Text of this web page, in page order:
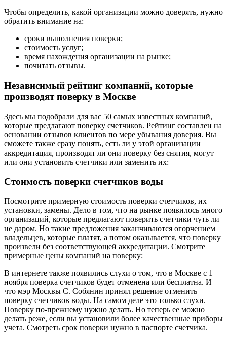
Чтобы определить, какой организации можно доверять, нужно
обратить внимание на:
сроки выполнения поверки;
стоимость услуг;
время нахождения организации на рынке;
почитать отзывы.
Независимый рейтинг компаний, которые
производят поверку в Москве
Здесь мы подобрали для вас 50 самых известных компаний,
которые предлагают поверку счетчиков. Рейтинг составлен на
основании отзывов клиентов по мере убывания доверия. Вы
сможете также сразу понять, есть ли у этой организации
аккредитация, производят ли они поверку без снятия, могут
или они установить счетчики или заменить их:
Стоимость поверки счетчиков воды
Посмотрите примерную стоимость поверки счетчиков, их
установки, замены. Дело в том, что на рынке появилось много
организаций, которые предлагают поверить счетчики чуть ли
не даром. Но такие предложения заканчиваются огорчением
владельцев, которые платят, а потом оказывается, что поверку
произвели без соответствующей аккредитации. Смотрите
примерные цены компаний на поверку:
В интернете также появились слухи о том, что в Москве с 1
ноября поверка счетчиков будет отменена или бесплатна. И
что мэр Москвы С. Собянин принял решение отменить
поверку счетчиков воды. На самом деле это только слухи.
Поверку по-прежнему нужно делать. Но теперь ее можно
делать реже, если вы установили более качественные приборы
учета. Смотреть срок поверки нужно в паспорте счетчика.